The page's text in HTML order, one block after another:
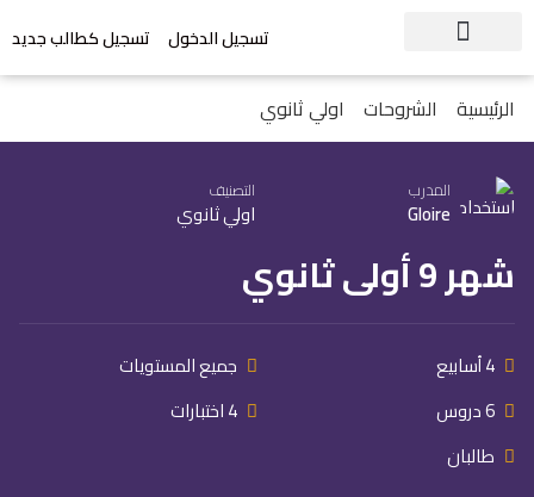
تسجيل الدخول تسجيل كطالب جديد
الرئيسية الشروحات اولي ثانوي
المدرب
Gloire
التصنيف
اولي ثانوي
شهر 9 أولى ثانوي
4 أسابيع
جميع المستويات
6 دروس
4 اختبارات
طالبان